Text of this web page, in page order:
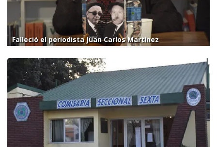
Falleció el periodista Juan Carlos Martínez